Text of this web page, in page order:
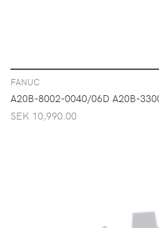
FANUC
A20B-8002-0040/06D A20B-
SEK 10,990.00